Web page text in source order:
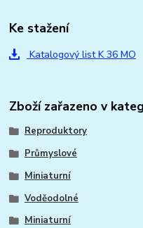
Ke stažení
Katalogový list K 36 MO
Zboží zařazeno v
Reproduktory
Průmyslové
Miniaturní
Voděodolné
Miniaturní